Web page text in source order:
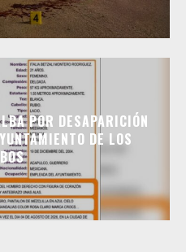
POR DESAPARICIÓN
DE LOS